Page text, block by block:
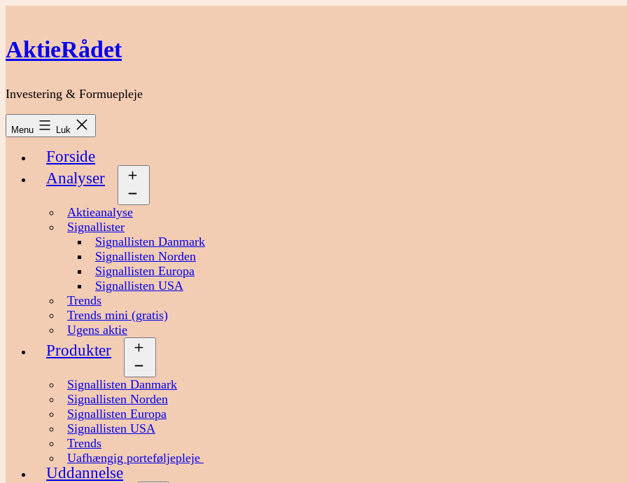
indhold
AktieRådet
Investering & Formuepleje
Menu Luk
Forside
Analyser
Aktieanalyse
Signallister
Signallisten Danmark
Signallisten Norden
Signallisten Europa
Signallisten USA
Trends
Trends mini (gratis)
Ugens aktie
Produkter
Signallisten Danmark
Signallisten Norden
Signallisten Europa
Signallisten USA
Trends
Uafhængig porteføljepleje
Uddannelse